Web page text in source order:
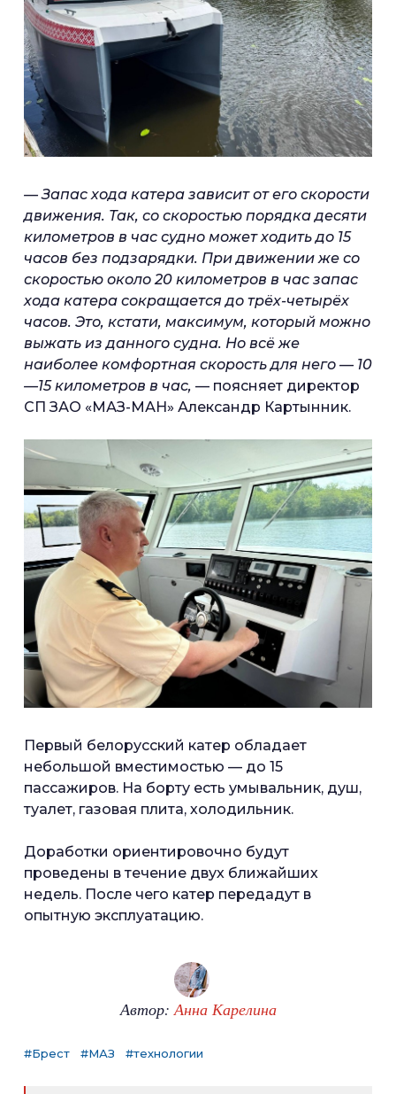
— Запас хода катера зависит от его скорости
движения. Так, со скоростью порядка десяти
километров в час судно может ходить до 15
часов без подзарядки. При движении же со
скоростью около 20 километров в час запас
хода катера сокращается до трёх-четырёх
часов. Это, кстати, максимум, который можно
выжать из данного судна. Но всё же
наиболее комфортная скорость для него — 10
—15 километров в час, — поясняет директор
СП ЗАО «МАЗ-МАН» Александр Картынник.
Первый белорусский катер обладает
небольшой вместимостью — до 15
пассажиров. На борту есть умывальник, душ,
туалет, газовая плита, холодильник.
Доработки ориентировочно будут
проведены в течение двух ближайших
недель. После чего катер передадут в
опытную эксплуатацию.
Автор:Анна Карелина
#Брест #МАЗ #технологии